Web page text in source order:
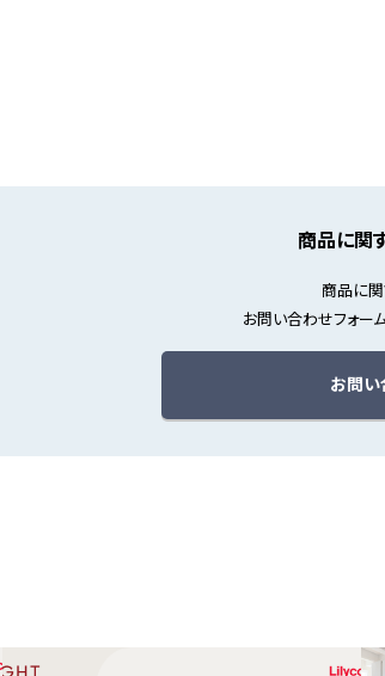
商品に関
商品に関
お問い合わせフォー
お問い